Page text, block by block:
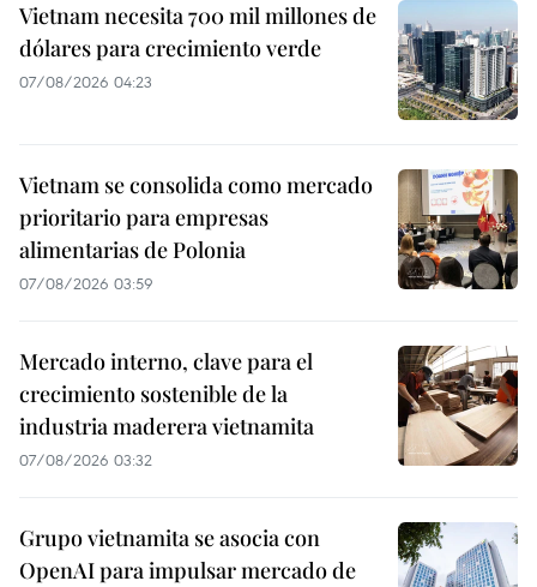
Vietnam necesita 700 mil millones de
dólares para crecimiento verde
07/08/2026 04:23
Vietnam se consolida como mercado
prioritario para empresas
alimentarias de Polonia
07/08/2026 03:59
Mercado interno, clave para el
crecimiento sostenible de la
industria maderera vietnamita
07/08/2026 03:32
Grupo vietnamita se asocia con
OpenAI para impulsar mercado de